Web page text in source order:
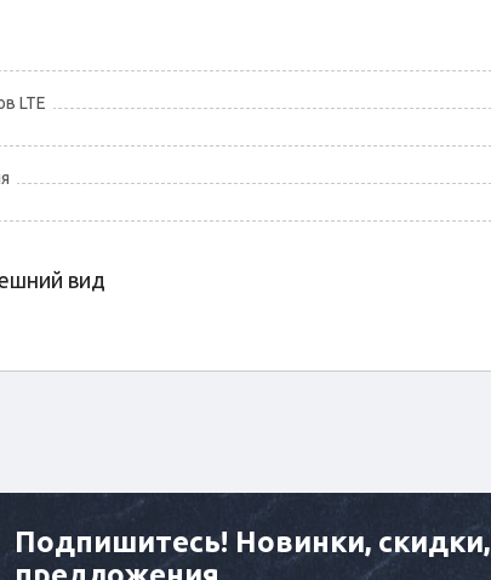
LTE
вид
Подпишитесь! Новинки, скидки,